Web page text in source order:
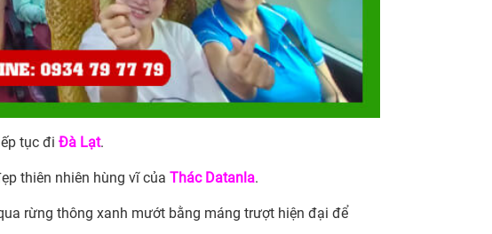
tục đi Đà Lạt.
thiên nhiên hùng vĩ của Thác Datanla.
rừng thông xanh mướt bằng máng trượt hiện đại để